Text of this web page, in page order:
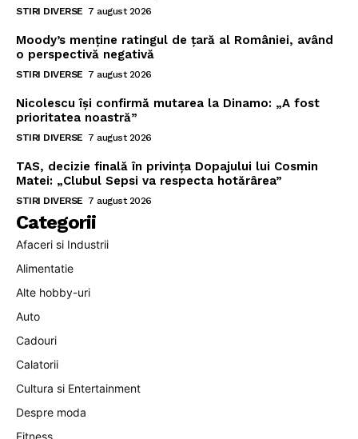
STIRI DIVERSE 7 august 2026
Moody’s menține ratingul de țară al României, având
o perspectivă negativă
STIRI DIVERSE 7 august 2026
Nicolescu își confirmă mutarea la Dinamo: „A fost
prioritatea noastră”
STIRI DIVERSE 7 august 2026
TAS, decizie finală în privința Dopajului lui Cosmin
Matei: „Clubul Sepsi va respecta hotărârea”
STIRI DIVERSE 7 august 2026
Categorii
Afaceri si Industrii
Alimentatie
Alte hobby-uri
Auto
Cadouri
Calatorii
Cultura si Entertainment
Despre moda